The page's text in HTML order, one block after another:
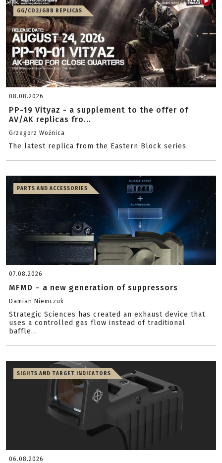
GG/CO2/GBB REPLICAS
08.08.2026
PP-19 Vityaz - a supplement to the offer of
AV/AK replicas fro...
Grzegorz Woźnica
The latest replica from the Eastern Block series.
PARTS AND ACCESSORIES
07.08.2026
MFMD – a new generation of suppressors
Damian Niemczuk
Strategic Sciences has created an exhaust device that
uses a controlled gas flow instead of traditional
baffle...
SIGHTS AND TARGET INDICATORS
06.08.2026